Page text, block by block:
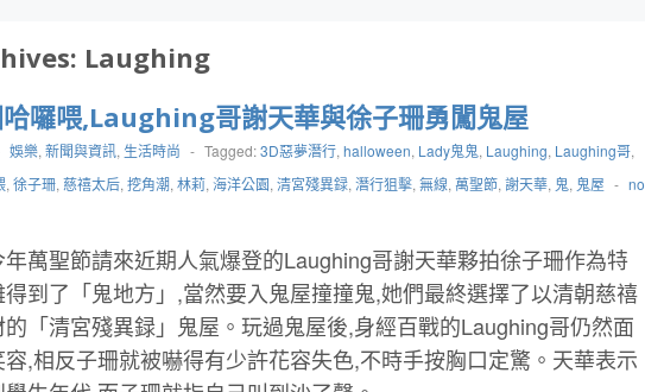
Laughing
囉喂,Laughing哥謝天華與徐子珊勇闖鬼屋
娛樂, 新聞與資訊, 生活時尚 - Tagged:3D惡夢潛行, halloween, Lady鬼鬼, Laughing, Laughing哥,
, 徐子珊, 慈禧太后, 挖角潮, 林莉, 海洋公園, 清宮殘異録, 潛行狙擊, 無線, 萬聖節, 謝天華, 鬼, 鬼屋 - no
萬聖節請來近期人氣爆登的Laughing哥謝天華夥拍徐子珊作為特
到了「鬼地方」,當然要入鬼屋撞撞鬼,她們最終選擇了以清朝慈禧
「清宮殘異録」鬼屋。玩過鬼屋後,身經百戰的Laughing哥仍然面
,相反子珊就被嚇得有少許花容失色,不時手按胸口定驚。天華表示